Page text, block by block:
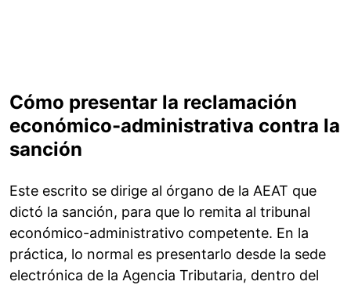
Cómo presentar la reclamación
económico-administrativa contra la
sanción
Este escrito se dirige al órgano de la AEAT que
dictó la sanción, para que lo remita al tribunal
económico-administrativo competente. En la
práctica, lo normal es presentarlo desde la sede
electrónica de la Agencia Tributaria, dentro del